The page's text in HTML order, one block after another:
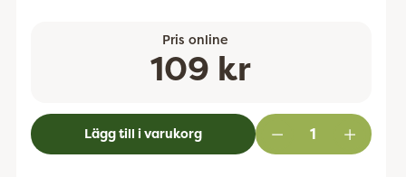
Pris online
Ordinarie
pris
109 kr
Lägg till i varukorg